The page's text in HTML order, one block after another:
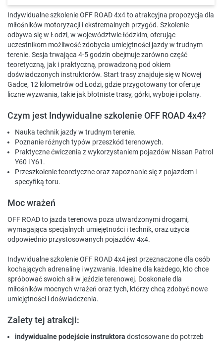
Indywidualne szkolenie OFF ROAD 4x4 to atrakcyjna propozycja dla
miłośników motoryzacji i ekstremalnych przygód. Szkolenie
odbywa się w Łodzi, w województwie łódzkim, oferując
uczestnikom możliwość zdobycia umiejętności jazdy w trudnym
terenie. Sesja trwająca 4-5 godzin obejmuje zarówno część
teoretyczną, jak i praktyczną, prowadzoną pod okiem
doświadczonych instruktorów. Start trasy znajduje się w Nowej
Gadce, 12 kilometrów od Łodzi, gdzie przygotowany tor oferuje
liczne wyzwania, takie jak błotniste trasy, górki, wyboje i polany.
Czym jest Indywidualne szkolenie OFF ROAD 4x4?
Nauka technik jazdy w trudnym terenie.
Poznanie różnych typów przeszkód terenowych.
Praktyczne ćwiczenia z wykorzystaniem pojazdów Nissan Patrol
Y60 i Y61.
Przeszkolenie teoretyczne oraz zapoznanie się z pojazdem i
specyfiką toru.
Moc wrażeń
OFF ROAD to jazda terenowa poza utwardzonymi drogami,
wymagająca specjalnych umiejętności i technik, oraz użycia
odpowiednio przystosowanych pojazdów 4x4.
Indywidualne szkolenie OFF ROAD 4x4 jest przeznaczone dla osób
kochających adrenalinę i wyzwania. Idealne dla każdego, kto chce
spróbować swoich sił w jeździe terenowej. Doskonałe dla
miłośników mocnych wrażeń oraz tych, którzy chcą zdobyć nowe
umiejętności i doświadczenia.
Zalety tej atrakcji:
indywidualne podejście instruktora dostosowane do potrzeb